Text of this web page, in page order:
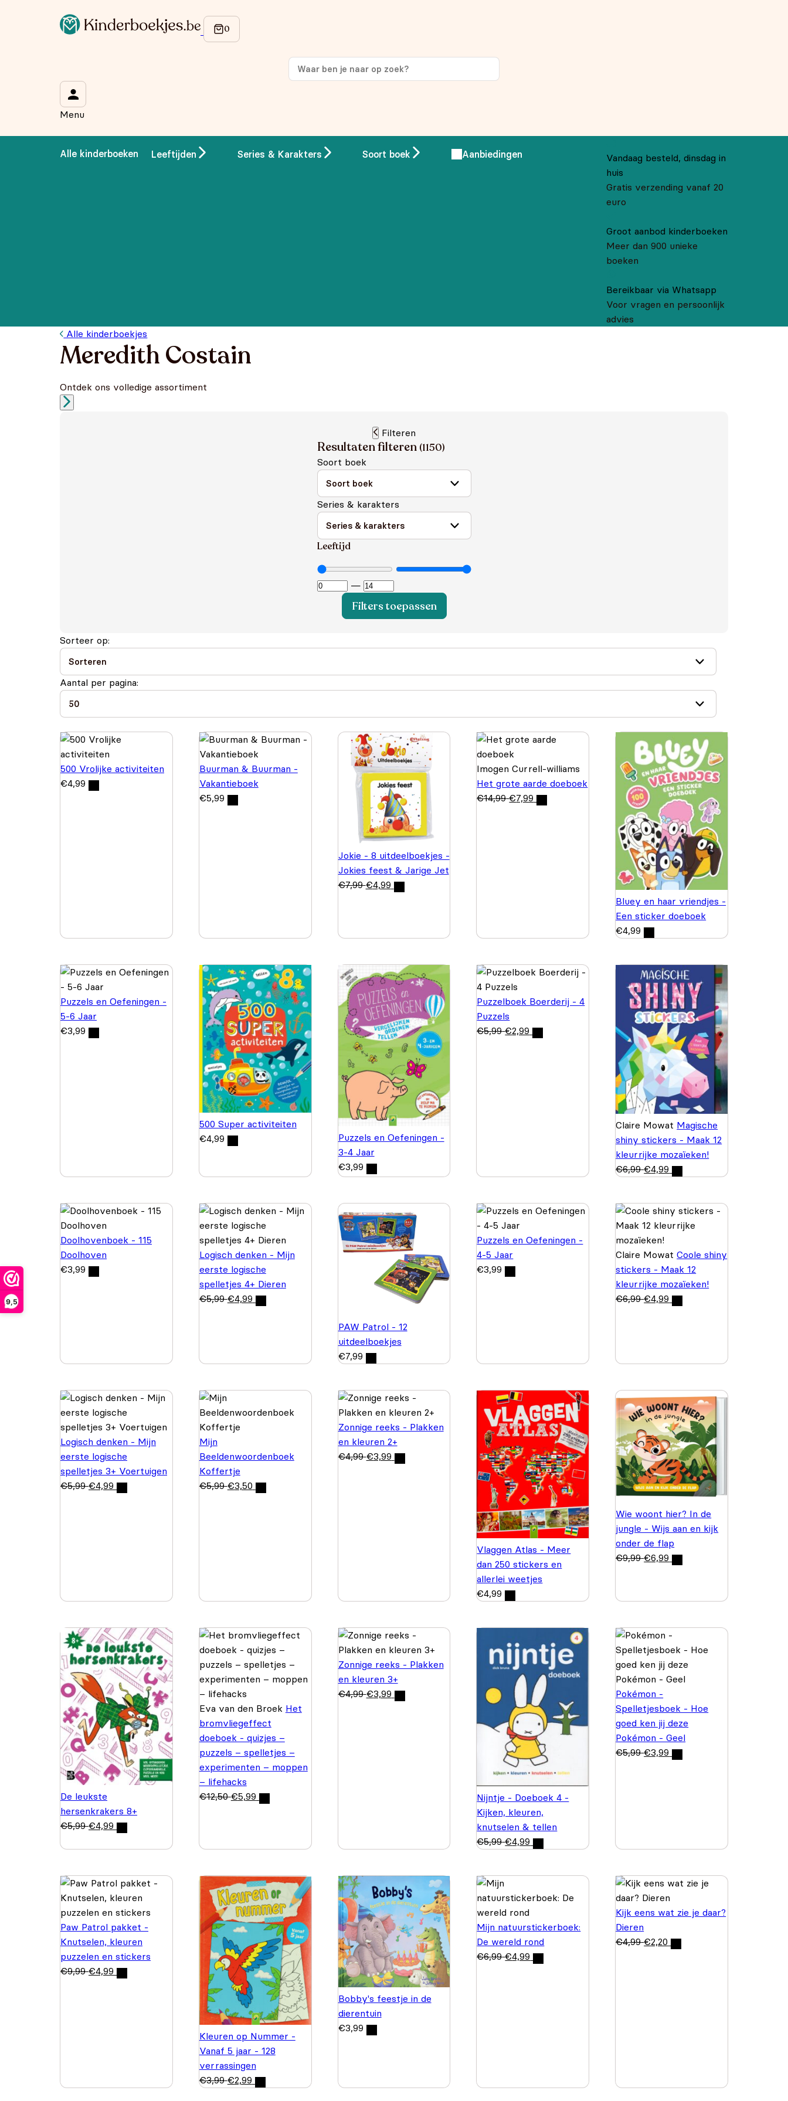
9,5
Menu
Alle kinderboeken Leeftijden Series & Karakters Soort boek Aanbiedingen
Vandaag besteld, dinsdag in
huis
Gratis verzending vanaf 20
euro
Groot aanbod kinderboeken
Meer dan 900 unieke
boeken
Bereikbaar via Whatsapp
Voor vragen en persoonlijk
advies
Alle kinderboekjes
Meredith Costain
Ontdek ons volledige assortiment
Filteren
Resultaten filteren (1150)
Soort boek
Series & karakters
Leeftijd
—
Filters toepassen
Sorteer op:
Aantal per pagina:
500 Vrolijke activiteiten
€4,99
Buurman & Buurman -
Vakantieboek
€5,99
Jokie - 8 uitdeelboekjes -
Jokies feest & Jarige Jet
€7,99 €4,99
Imogen Currell-williams
Het grote aarde doeboek
€14,99 €7,99
Bluey en haar vriendjes -
Een sticker doeboek
€4,99
Puzzels en Oefeningen -
5-6 Jaar
€3,99
500 Super activiteiten
€4,99
Puzzels en Oefeningen -
3-4 Jaar
€3,99
Puzzelboek Boerderij - 4
Puzzels
€5,99 €2,99
Claire Mowat Magische
shiny stickers - Maak 12
kleurrijke mozaïeken!
€6,99 €4,99
Doolhovenboek - 115
Doolhoven
€3,99
Logisch denken - Mijn
eerste logische
spelletjes 4+ Dieren
€5,99 €4,99
PAW Patrol - 12
uitdeelboekjes
€7,99
Puzzels en Oefeningen -
4-5 Jaar
€3,99
Claire MowatCoole shiny
stickers - Maak 12
kleurrijke mozaïeken!
€6,99 €4,99
Logisch denken - Mijn
eerste logische
spelletjes 3+ Voertuigen
€5,99 €4,99
Mijn
Beeldenwoordenboek
Koffertje
€5,99 €3,50
Zonnige reeks - Plakken
en kleuren 2+
€4,99 €3,99
Vlaggen Atlas - Meer
dan 250 stickers en
allerlei weetjes
€4,99
Wie woont hier? In de
jungle - Wijs aan en kijk
onder de flap
€9,99 €6,99
De leukste
hersenkrakers 8+
€5,99 €4,99
Eva van den Broek Het
bromvliegeffect
doeboek - quizjes –
puzzels – spelletjes –
experimenten – moppen
– lifehacks
€12,50 €5,99
Zonnige reeks - Plakken
en kleuren 3+
€4,99 €3,99
Nijntje - Doeboek 4 -
Kijken, kleuren,
knutselen & tellen
€5,99 €4,99
Pokémon -
Spelletjesboek - Hoe
goed ken jij deze
Pokémon - Geel
€5,99 €3,99
Paw Patrol pakket -
Knutselen, kleuren
puzzelen en stickers
€9,99 €4,99
Kleuren op Nummer -
Vanaf 5 jaar - 128
verrassingen
€3,99 €2,99
Bobby's feestje in de
dierentuin
€3,99
Mijn natuurstickerboek:
De wereld rond
€6,99 €4,99
Kijk eens wat zie je daar?
Dieren
€4,99 €2,20